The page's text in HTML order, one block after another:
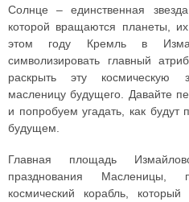
Солнце – единственная
которой вращаются планеты,
этом году Кремль в
символизировать главный
раскрыть эту космическую
масленицу будущего. Давайте
и попробуем угадать, как будут
будущем.
Главная площадь
празднования Масленицы,
космический корабль,